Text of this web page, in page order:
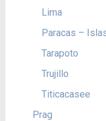
Lima
Paracas –
Tarapoto
Trujillo
Titicacasee
Prag